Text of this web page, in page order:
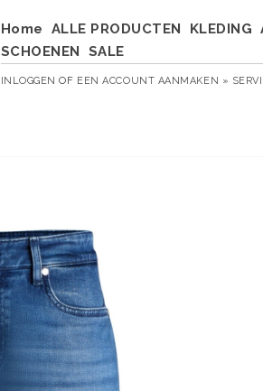
Home ALLE PRODUCTEN KLEDING
SCHOENEN
SALE
INLOGGEN OF EEN ACCOUNT AANMAKEN »